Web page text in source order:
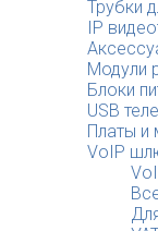
Трубки
IP
Модули
Блоки
USB
Платы и
VoIP